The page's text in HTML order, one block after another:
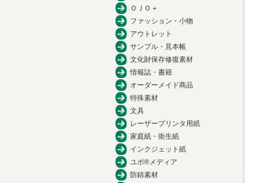
ＯＪＯ＋
ファッション・小物
アウトレット
サンプル・見本帳
文化財保存修復素材
情報誌・書籍
オーダーメイド商品
特殊素材
文具
レーザープリンタ用紙
家庭紙・衛生紙
インクジェット紙
ユポ®メディア
防錆素材